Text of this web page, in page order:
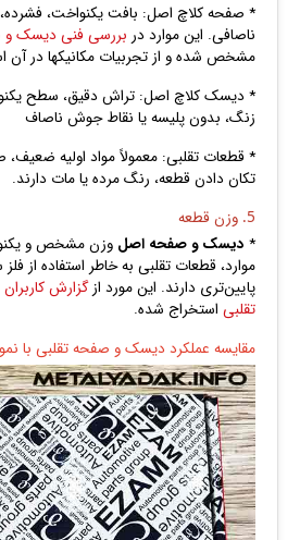
* صفحه کلاچ اصل: بافت یکنواخت،
ناصافی. این موارد در بررسی فنی دیسک و
مشخص شده و از تجربیات مکانیکها در آن
* دیسک کلاچ اصل: تراش دقیق، سطح
زنگ، بدون پلیسه یا نقاط جوش ناصاف
* قطعات تقلبی: معمولاً مواد اولیه
تکان دادن قطعه، رنگ مرده یا مات دارند.
5. وزن قطعه
* دیسک و صفحه اصل وزن مشخص و
موارد، قطعات تقلبی به‌ خاطر استفاده از
پایین‌تری دارند. این مورد ازگزارش
تقلبی استخراج شده.
مقایسه عملکرد دیسک و صفحه تقلبی با